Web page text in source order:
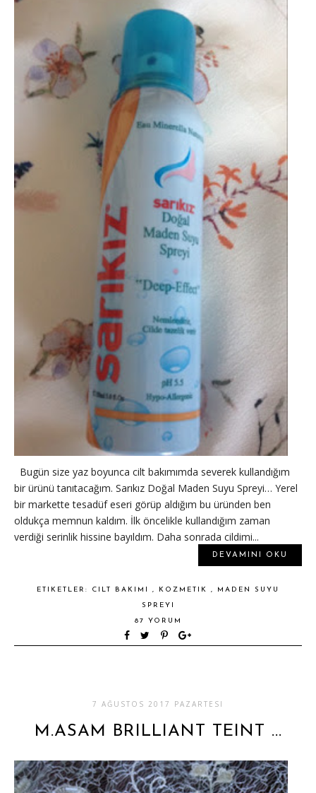
Bugün size yaz boyunca cilt bakımımda severek kullandığım
bir ürünü tanıtacağım. Sarıkız Doğal Maden Suyu Spreyi… Yerel
bir markette tesadüf eseri görüp aldığım bu üründen ben
oldukça memnun kaldım. İlk öncelikle kullandığım zaman
verdiği serinlik hissine bayıldım. Daha sonrada cildimi...
DEVAMINI OKU
ETIKETLER: CILT BAKIMI , KOZMETIK , MADEN SUYU
SPREYI
87 YORUM
7 AĞUSTOS 2017 PAZARTESI
M.ASAM BRILLIANT TEINT ...